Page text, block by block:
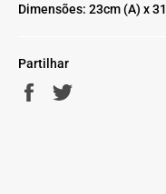
Dimensões: 23cm (A) x
Partilhar
Partilhe
no